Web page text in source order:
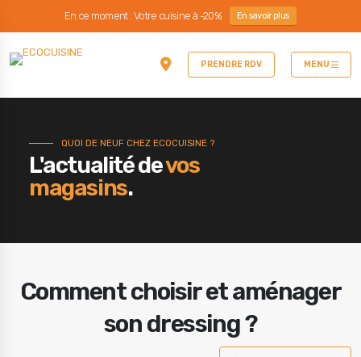
En ce moment : Votre cuisine à -20% En savoir plus
PRENDRE RDV MENU
QUOI DE NEUF CHEZ ECOCUISINE ?
L'actualité devos
magasins.
Comment choisir et aménager
son dressing ?